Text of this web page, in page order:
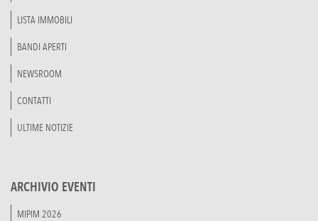
LISTA IMMOBILI
BANDI APERTI
NEWSROOM
CONTATTI
ULTIME NOTIZIE
ARCHIVIO EVENTI
MIPIM 2026